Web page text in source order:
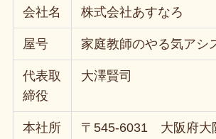
会社名 株式会社あすなろ
屋号 家庭教師のやる気アシ
代表取
締役
大澤賢司
本社所
〒545-6031 大阪府大